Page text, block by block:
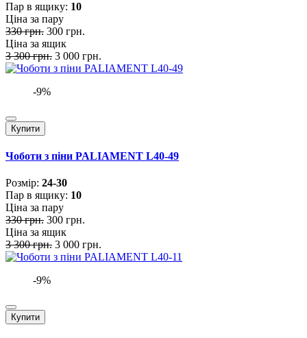
Пар в ящику: 10
Ціна за пару
330 грн. 300 грн.
Ціна за ящик
3 300 грн. 3 000 грн.
-9%
Купити
Чоботи з піни PALIAMENT L40-49
Розмiр: 24-30
Пар в ящику: 10
Ціна за пару
330 грн. 300 грн.
Ціна за ящик
3 300 грн. 3 000 грн.
-9%
Купити